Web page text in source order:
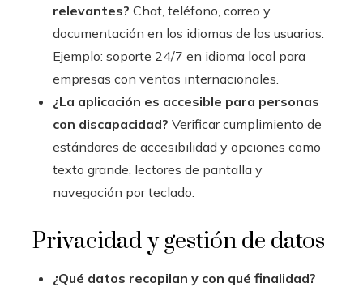
relevantes? Chat, teléfono, correo y
documentación en los idiomas de los usuarios.
Ejemplo: soporte 24/7 en idioma local para
empresas con ventas internacionales.
¿La aplicación es accesible para personas
con discapacidad? Verificar cumplimiento de
estándares de accesibilidad y opciones como
texto grande, lectores de pantalla y
navegación por teclado.
Privacidad y gestión de datos
¿Qué datos recopilan y con qué finalidad?